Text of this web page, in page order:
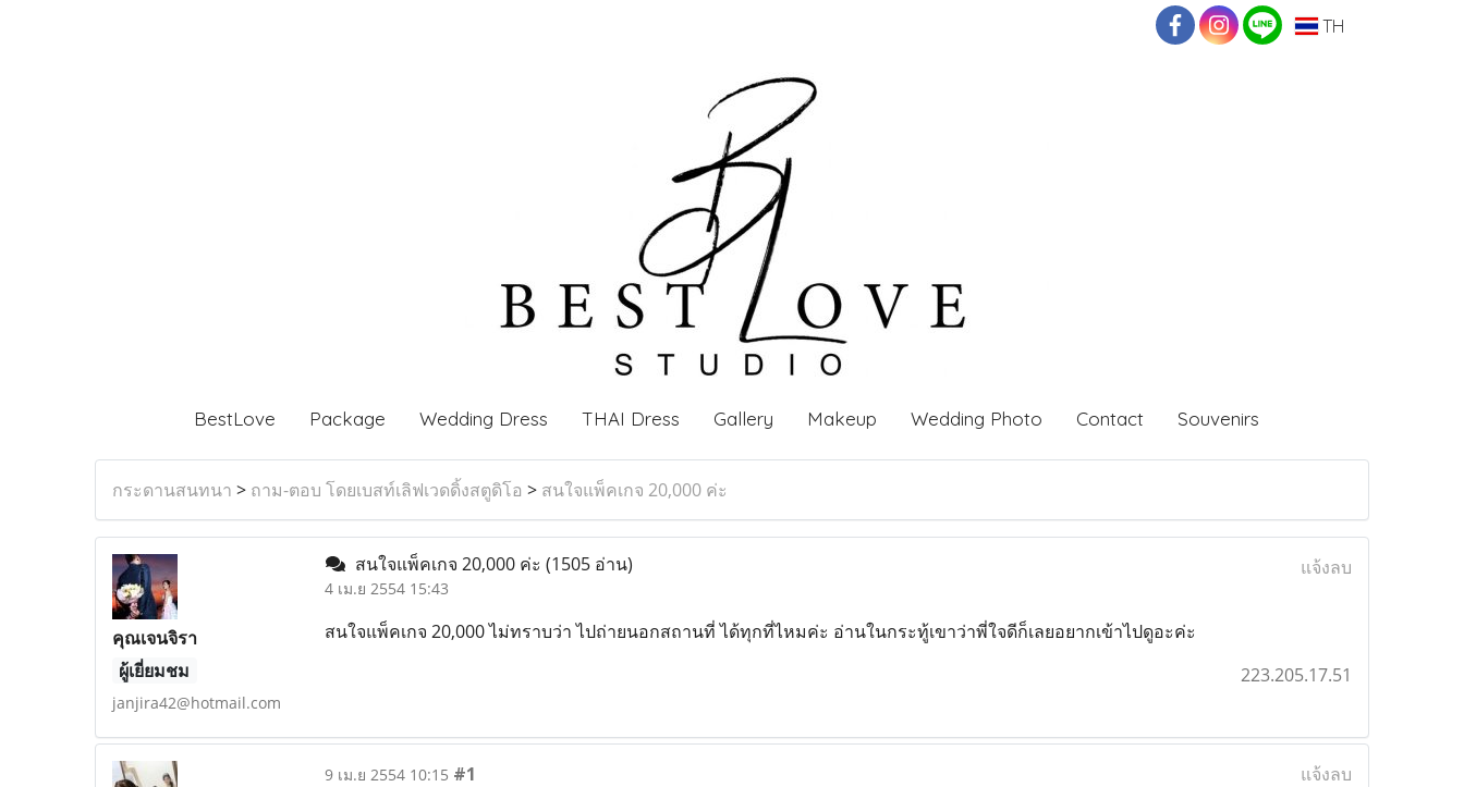
TH
BestLove Package Wedding Dress THAI Dress Gallery Makeup Wedding Photo Contact Souvenirs
กระดานสนทนา > ถาม-ตอบ โดยเบสท์เลิฟเวดดิ้งสตูดิโอ > สนใจแพ็คเกจ 20,000 ค่ะ
คุณเจนจิรา
ผู้เยี่ยมชม
janjira42@hotmail.com
สนใจแพ็คเกจ 20,000 ค่ะ (1505 อ่าน)
4 เม.ย 2554 15:43
แจ้งลบ
สนใจแพ็คเกจ 20,000 ไม่ทราบว่า ไปถ่ายนอกสถานที่ ได้ทุกที่ไหมค่ะ อ่านในกระทู้เขาว่าพี่ใจดีก็เลยอยากเข้าไปดูอะค่ะ
223.205.17.51
9 เม.ย 2554 10:15 #1
แจ้งลบ